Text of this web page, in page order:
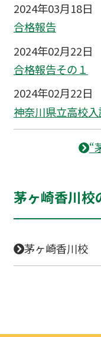
2024年03月18日
合格報告
2024年02月22日
合格報告その１
2024年02月22日
神奈川県立高校
“
茅ヶ崎香川校
茅ヶ崎香川校